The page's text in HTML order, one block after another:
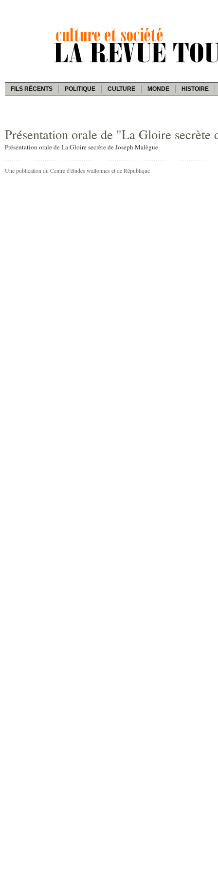
FILS RÉCENTS POLITIQUE CULTURE MONDE HISTOIRE
Présentation orale de "La Gloire secrète
Présentation orale de La Gloire secrète de Joseph Malègue
Une publication du Centre d'études wallonnes et de République